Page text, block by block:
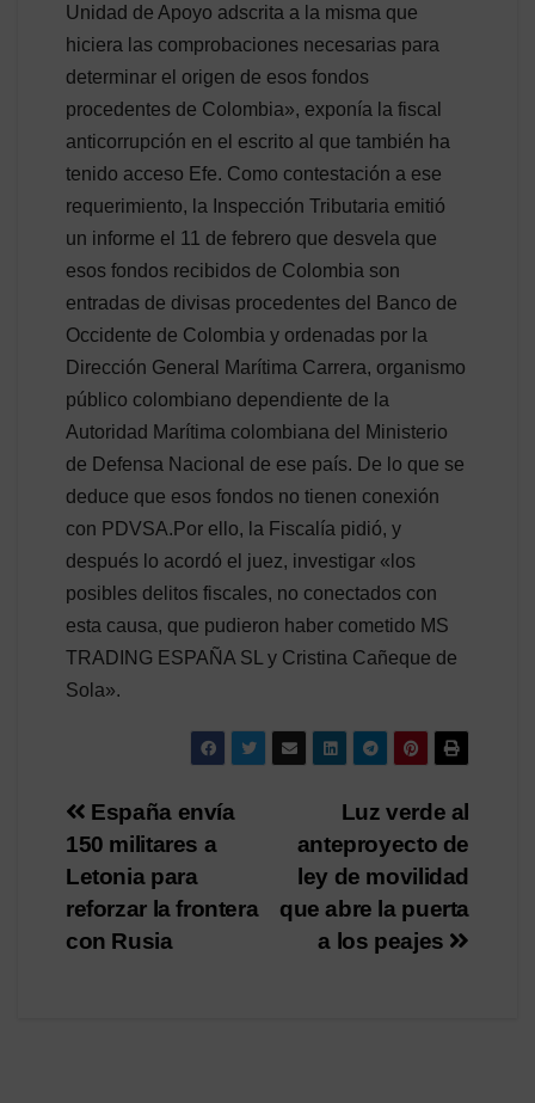
Unidad de Apoyo adscrita a la misma que
hiciera las comprobaciones necesarias para
determinar el origen de esos fondos
procedentes de Colombia», exponía la fiscal
anticorrupción en el escrito al que también ha
tenido acceso Efe. Como contestación a ese
requerimiento, la Inspección Tributaria emitió
un informe el 11 de febrero que desvela que
esos fondos recibidos de Colombia son
entradas de divisas procedentes del Banco de
Occidente de Colombia y ordenadas por la
Dirección General Marítima Carrera, organismo
público colombiano dependiente de la
Autoridad Marítima colombiana del Ministerio
de Defensa Nacional de ese país. De lo que se
deduce que esos fondos no tienen conexión
con PDVSA.Por ello, la Fiscalía pidió, y
después lo acordó el juez, investigar «los
posibles delitos fiscales, no conectados con
esta causa, que pudieron haber cometido MS
TRADING ESPAÑA SL y Cristina Cañeque de
Sola».
Navegación
de
entradas
Luz verde al
anteproyecto de
ley de movilidad
que abre la puerta
a los peajes
España envía
150 militares a
Letonia para
reforzar la frontera
con Rusia